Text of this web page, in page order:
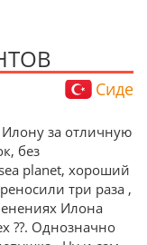
Сиде
за отличную
без
planet, хороший
три раза ,
Илона
??. Однозначно